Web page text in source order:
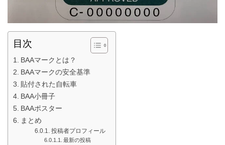
目次
BAAマークとは？
BAAマークの安全基準
貼付された自転車
BAA小冊子
BAAポスター
まとめ
投稿者プロフィール
最新の投稿